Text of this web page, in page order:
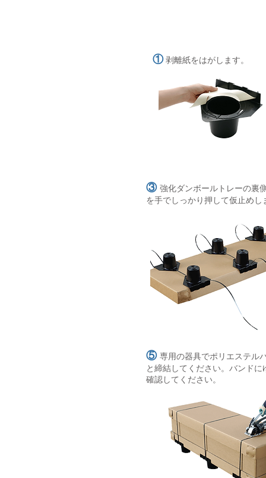
①剥離紙をはがします。
③ 強化ダンボールトレーの裏
を手でしっかり押して仮止めし
⑤ 専用の器具でポリエステル
と締結してください。バンド
確認してください。